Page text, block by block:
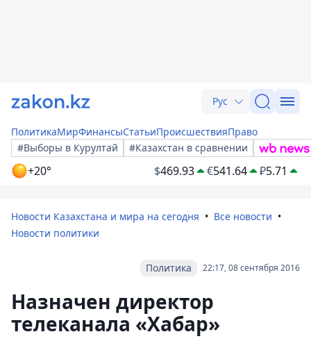
Рус
ПолитикаМирФинансыСтатьиПроисшествияПраво
#Выборы в Курултай
#Казахстан в сравнении
+20° $469.93 €541.64 ₽5.71
Новости Казахстана и мира на сегодня
Все новости
Новости политики
22:17, 08 сентября 2016
Политика
Назначен директор
телеканала «Хабар»